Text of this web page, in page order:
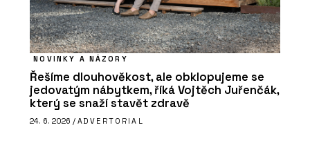
NOVINKY A NÁZORY
Řešíme dlouhověkost, ale obklopujeme se
jedovatým nábytkem, říká Vojtěch Juřenčák,
který se snaží stavět zdravě
24. 6. 2026 / ADVERTORIAL